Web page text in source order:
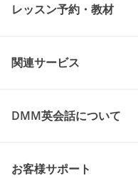
レッスン予約・教材
関連サービス
DMM英会話について
お客様サポート